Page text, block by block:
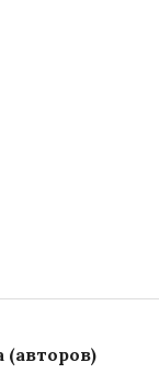
(авторов)